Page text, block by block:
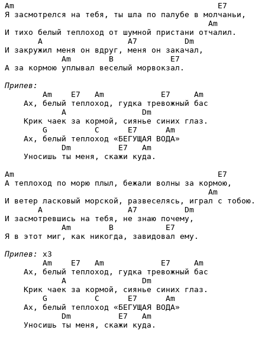
Am                                           E7
Я засмотрелся на тебя, ты шла по палубе в молчаньи,
Am
И тихо белый теплоход от шумной пристани отчалил.
A                  A7          Dm
И закружил меня он вдруг, меня он закачал,
Am        B            E7
А за кормою уплывал веселый морвокзал.
Припев:
Am    E7   Am            E7     Am
    Ах, белый теплоход, гудка тревожный бас
A                Dm
    Крик чаек за кормой, сиянье синих глаз.
G          C      E7      Am
    Ах, белый теплоход «БЕГУЩАЯ ВОДА»
Dm          E7   Am
    Уносишь ты меня, скажи куда.
Am                                           E7
А теплоход по морю плыл, бежали волны за кормою,
Am
И ветер ласковый морской, развеселясь, играл с тобою.
A                  A7          Dm
И засмотревшись на тебя, не знаю почему,
Am        B           E7
Я в этот миг, как никогда, завидовал ему.
Припев:
x3
Am    E7   Am            E7     Am
    Ах, белый теплоход, гудка тревожный бас
A                Dm
    Крик чаек за кормой, сиянье синих глаз.
G          C      E7      Am
    Ах, белый теплоход «БЕГУЩАЯ ВОДА»
Dm          E7   Am